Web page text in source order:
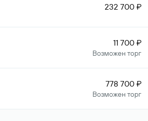
232 700 ₽
11 700 ₽
Возможен торг
778 700 ₽
Возможен торг